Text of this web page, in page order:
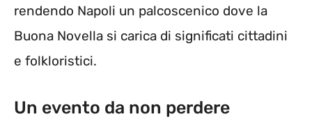
rendendo Napoli un palcoscenico dove la
Buona Novella si carica di significati cittadini
e folkloristici.
Un evento da non perdere